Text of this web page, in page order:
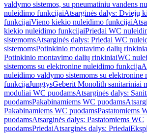
valdymo sistemos, su pneumatiniu vandens
nuleidimo funkcijaiAtsarginės dalys: Dviejų
funkcijaiVieno kiekio nuleidimo funkcijai
kiekio nuleidimo funkcijaiPriedai WC
sistemomsAtsarginės dalys: Priedai WC
sistemomsPotinkinio montavimo dalių
Potinkinio montavimo dalių rinkiniaiWC
sistemoms su elektronine nuleidimo funkcija
nuleidimo valdymo sistemoms su elektronine
funkcijaJungtysGeberit Monolith sanitariniai
moduliai WC puodamsAtsarginės dalys:
puodamsPakabinamiems WC puodams
Pakabinamiems WC puodamsPastatomiems
puodamsAtsarginės dalys: Pastatomiems WC
puodamsPriedaiAtsarginės dalys: Priedai